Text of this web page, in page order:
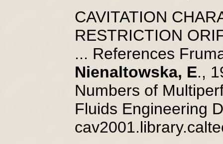
CAVITATION
RESTRICTION
... References
Nienaltowska, E.,
Numbers of
Fluids Engineering